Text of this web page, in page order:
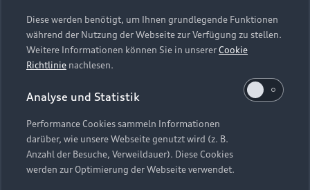
Online-Terminvereinbarung
Servicekontakt
Vertrag widerrufen
Presse & Media Center
Datenschutz
Audi erleben
Newsletter
Impressum Rechtliches
Hinweisgebersystem
Datenschutzinformation
Cookie-Einstellungen
Cookie-Richtlinie
Barrierefreiheit
Hinweis: Die aktuelle Darstellung und Anordnung der
Embleme am Fahrzeug bei allen Abbildungen auf dieser
Webseite kann abweichen.
Diese werden benötigt, um Ihnen grundlegende Funktionen
während der Nutzung der Webseite zur Verfügung zu stellen.
Weitere Informationen können Sie in unsererCookie
Richtlinie nachlesen.
Analyse und Statistik
Performance Cookies sammeln Informationen
darüber, wie unsere Webseite genutzt wird (z. B.
Anzahl der Besuche, Verweildauer). Diese Cookies
werden zur Optimierung der Webseite verwendet.